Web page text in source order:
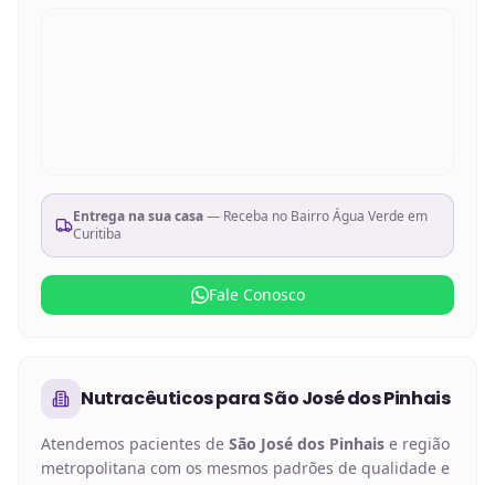
Entrega na sua casa— Receba no Bairro Água Verde em
Curitiba
Fale Conosco
NutracêuticosparaSão José dos Pinhais
Atendemos pacientes de São José dos Pinhais e região
metropolitana com os mesmos padrões de qualidade e